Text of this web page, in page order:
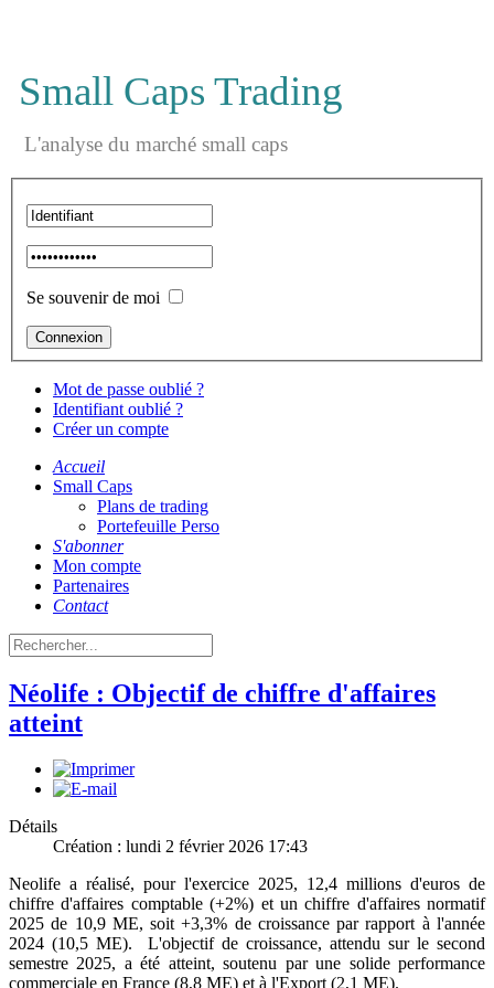
Small Caps Trading
L'analyse du marché small caps
Se souvenir de moi
Mot de passe oublié ?
Identifiant oublié ?
Créer un compte
Accueil
Small Caps
Plans de trading
Portefeuille Perso
S'abonner
Mon compte
Partenaires
Contact
Néolife : Objectif de chiffre d'affaires
atteint
Détails
Création : lundi 2 février 2026 17:43
Neolife a réalisé, pour l'exercice 2025, 12,4 millions d'euros de
chiffre d'affaires comptable (+2%) et un chiffre d'affaires normatif
2025 de 10,9 ME, soit +3,3% de croissance par rapport à l'année
2024 (10,5 ME). L'objectif de croissance, attendu sur le second
semestre 2025, a été atteint, soutenu par une solide performance
commerciale en France (8,8 ME) et à l'Export (2,1 ME).